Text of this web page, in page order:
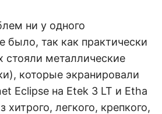
ни у одного
было, так как практически
стояли металлические
которые экранировали
Eclipse на Etek 3 LT и Etha
хитрого, легкого, крепкого,